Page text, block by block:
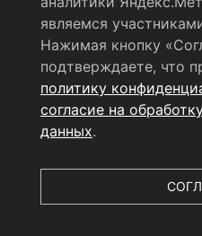
Согласие на
RSS-
© 2004 - 2026 Сетевое
Свидетельство
ЭЛ № ФС 77 - 79754 от
технологий и массовых
являемся
Нажимая кнопку
подтверждаете, что
политику
согласие на
данных.